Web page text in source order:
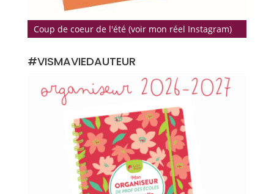
Coup de coeur de l'été (voir mon réel Instagram)
#VISMAVIEDAUTEUR